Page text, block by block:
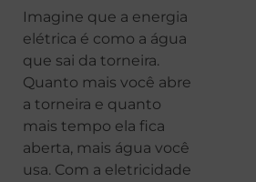
Imagine que a energia
elétrica é como a água
que sai da torneira.
Quanto mais você abre
a torneira e quanto
mais tempo ela fica
aberta, mais água você
usa. Com a eletricidade